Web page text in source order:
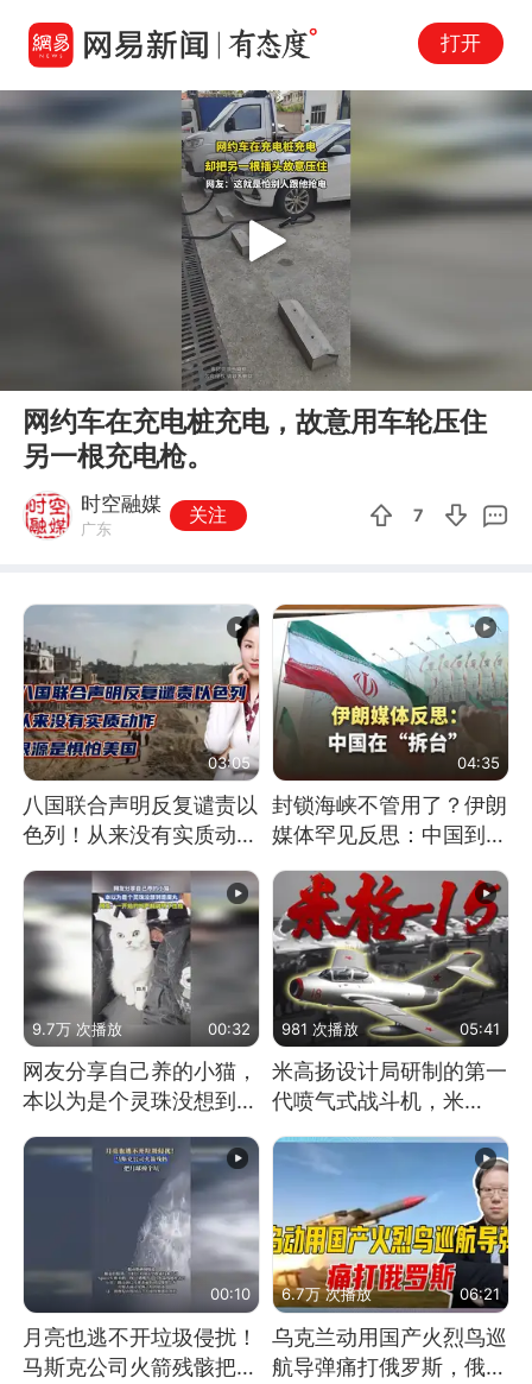
打开
Play
网约车在充电桩充电，故意用车轮压住
另一根充电枪。
时空融媒
广东
关注 7
03:05
八国联合声明反复谴责以
色列！从来没有实质动
作！根源是惧怕美国
04:35
封锁海峡不管用了？伊朗
媒体罕见反思：中国到底
是不是在"拆台"
9.7万 次播放 00:32
网友分享自己养的小猫，
本以为是个灵珠没想到是
981 次播放 05:41
米高扬设计局研制的第一
代喷气式战斗机，米
00:10
月亮也逃不开垃圾侵扰！
马斯克公司火箭残骸把月
6.7万 次播放 06:21
乌克兰动用国产火烈鸟巡
航导弹痛打俄罗斯，俄军